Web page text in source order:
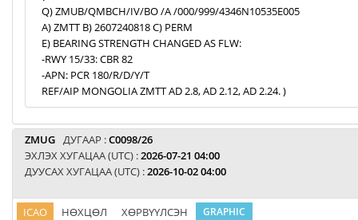
Q) ZMUB/QMBCH/IV/BO /A /000/999/4346N10535E005
A) ZMTT B) 2607240818 C) PERM
E) BEARING STRENGTH CHANGED AS FLW:
-RWY 15/33: CBR 82
-APN: PCR 180/R/D/Y/T
REF/AIP MONGOLIA ZMTT AD 2.8, AD 2.12, AD 2.24. )
ZMUG ДУГААР :C0098/26
ЭХЛЭХ ХУГАЦАА (UTC) :2026-07-21 04:00
ДУУСАХ ХУГАЦАА (UTC) :2026-10-02 04:00
ICAO НӨХЦӨЛ ХӨРВҮҮЛСЭН GRAPHIC